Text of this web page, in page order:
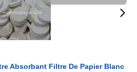
Absorbant Filtre De Papier Blanc